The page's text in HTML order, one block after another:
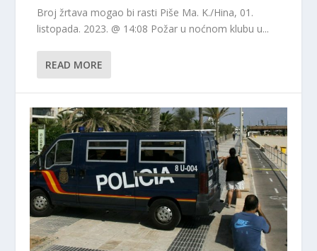
Broj žrtava mogao bi rasti Piše Ma. K./Hina, 01.
listopada. 2023. @ 14:08 Požar u noćnom klubu u...
READ MORE